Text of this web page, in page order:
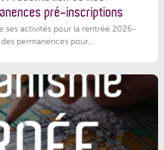
pré-inscriptions
ses activités pour la rentrée 2026-
permanences pour...